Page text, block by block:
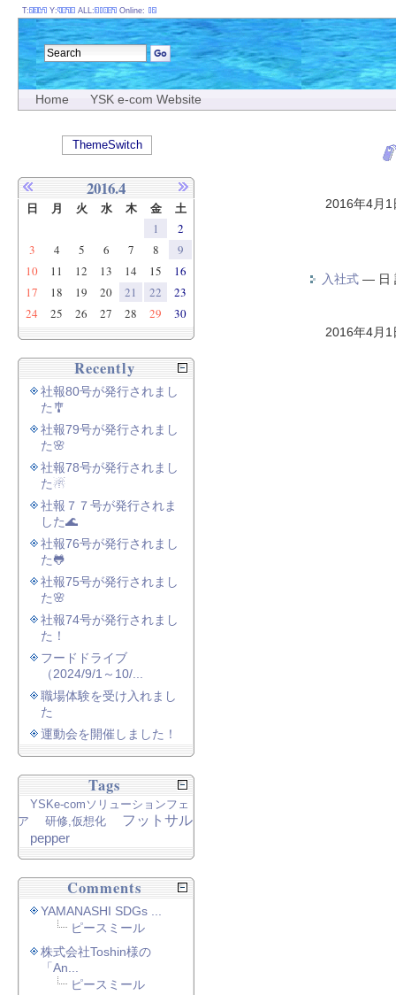
Home YSK e-com Website
2016年4月
入社式— 日
2016年4月
T: Y: ALL: Online:
ThemeSwitch
2016.4
日 月 火 水 木 金 土
1
2
3
4 5 6 7 8
9
10
11 12 13 14 15
16
17
18 19 20 21 22
23
24
25 26 27 28 29 30
Recently
社報80号が発行されまし
た🎐
社報79号が発行されまし
た🌸
社報78号が発行されまし
た☃
社報７７号が発行されま
した🌊
社報76号が発行されまし
た🐸
社報75号が発行されまし
た🌸
社報74号が発行されまし
た！
フードドライブ
（2024/9/1～10/...
職場体験を受け入れまし
た
運動会を開催しました！
Tags
YSKe-comソリューションフェ
ア
研修,仮想化
フットサル
pepper
Comments
YAMANASHI SDGs ...
ピースミール
株式会社Toshin様の
「An...
ピースミール